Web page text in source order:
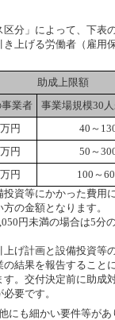
分」によって、下表
上げる労働者（雇用
助成上限額
業者
事業場規模30
円
40～
円
50～
円
100～
資等にかかった費用
の金額となります。
円未満の場合は5分
げ計画と設備投資等
結果を報告すること
。交付決定前に助成
要です。
も細かい要件等があ